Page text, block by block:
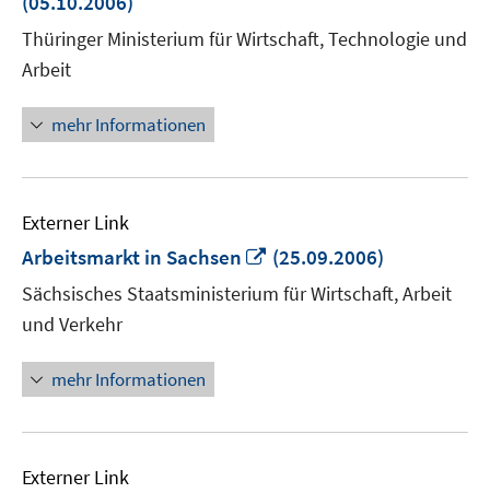
öffnen
Thüringer Ministerium für Wirtschaft, Technologie und
Arbeit
mehr Informationen
Externer Link
Arbeitsmarkt in Sachsen
In
neuem
Fenster
(25.09.2006)
Sächsisches Staatsministerium für Wirtschaft, Arbeit
und Verkehr
mehr Informationen
Externer Link